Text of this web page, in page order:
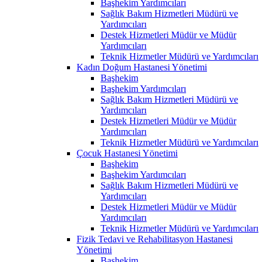
Başhekim Yardımcıları
Sağlık Bakım Hizmetleri Müdürü ve
Yardımcıları
Destek Hizmetleri Müdür ve Müdür
Yardımcıları
Teknik Hizmetler Müdürü ve Yardımcıları
Kadın Doğum Hastanesi Yönetimi
Başhekim
Başhekim Yardımcıları
Sağlık Bakım Hizmetleri Müdürü ve
Yardımcıları
Destek Hizmetleri Müdür ve Müdür
Yardımcıları
Teknik Hizmetler Müdürü ve Yardımcıları
Çocuk Hastanesi Yönetimi
Başhekim
Başhekim Yardımcıları
Sağlık Bakım Hizmetleri Müdürü ve
Yardımcıları
Destek Hizmetleri Müdür ve Müdür
Yardımcıları
Teknik Hizmetler Müdürü ve Yardımcıları
Fizik Tedavi ve Rehabilitasyon Hastanesi
Yönetimi